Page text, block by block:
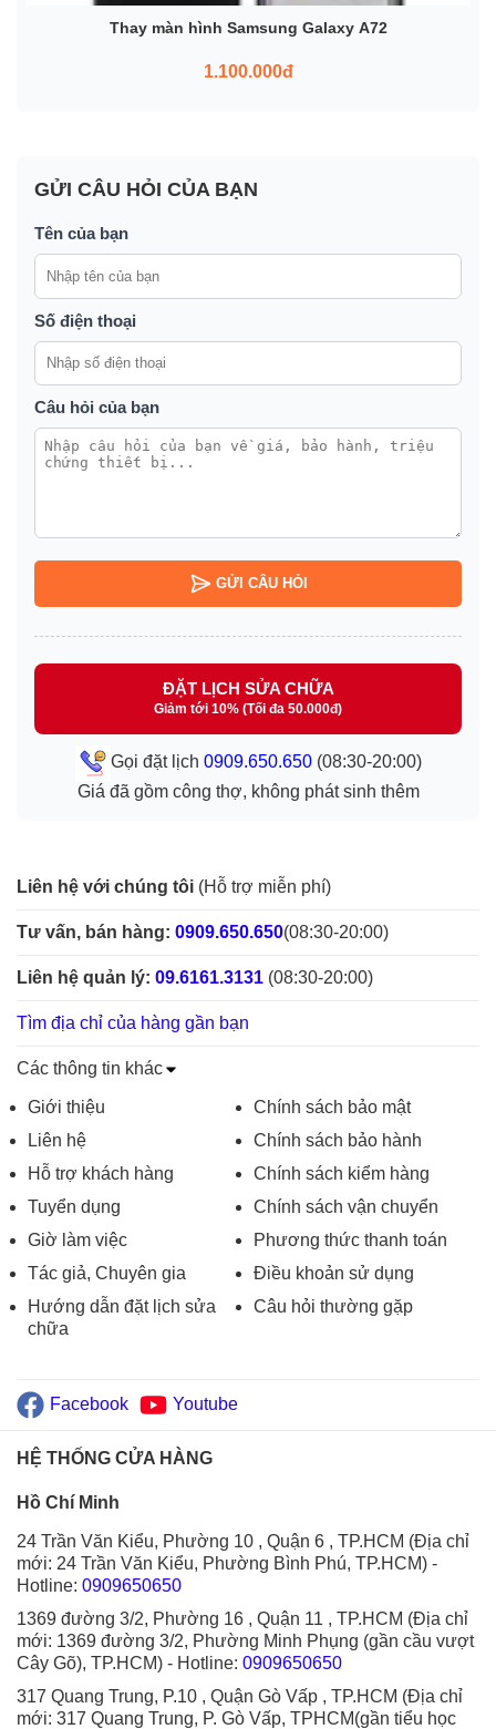
Thay màn hình Samsung Galaxy A72
1.100.000đ
GỬI CÂU HỎI CỦA BẠN
Tên của bạn
Số điện thoại
Câu hỏi của bạn
GỬI CÂU HỎI
ĐẶT LỊCH SỬA CHỮA
Giảm tới 10% (Tối đa 50.000đ)
Gọi đặt lịch 0909.650.650(08:30-20:00)
Giá đã gồm công thợ, không phát sinh thêm
Liên hệ với chúng tôi (Hỗ trợ miễn phí)
Tư vấn, bán hàng: 0909.650.650(08:30-20:00)
Liên hệ quản lý: 09.6161.3131 (08:30-20:00)
Tìm địa chỉ của hàng gần bạn
Các thông tin khác
Giới thiệu
Liên hệ
Hỗ trợ khách hàng
Tuyển dụng
Giờ làm việc
Tác giả, Chuyên gia
Hướng dẫn đặt lịch sửa
chữa
Chính sách bảo mật
Chính sách bảo hành
Chính sách kiểm hàng
Chính sách vận chuyển
Phương thức thanh toán
Điều khoản sử dụng
Câu hỏi thường gặp
Facebook Youtube
HỆ THỐNG CỬA HÀNG
Hồ Chí Minh
24 Trần Văn Kiểu, Phường 10 , Quận 6 , TP.HCM (Địa chỉ
mới: 24 Trần Văn Kiểu, Phường Bình Phú, TP.HCM) -
Hotline: 0909650650
1369 đường 3/2, Phường 16 , Quận 11 , TP.HCM (Địa chỉ
mới: 1369 đường 3/2, Phường Minh Phụng (gần cầu vượt
Cây Gõ), TP.HCM) - Hotline: 0909650650
317 Quang Trung, P.10 , Quận Gò Vấp , TP.HCM (Địa chỉ
mới: 317 Quang Trung, P. Gò Vấp, TPHCM(gần tiểu học